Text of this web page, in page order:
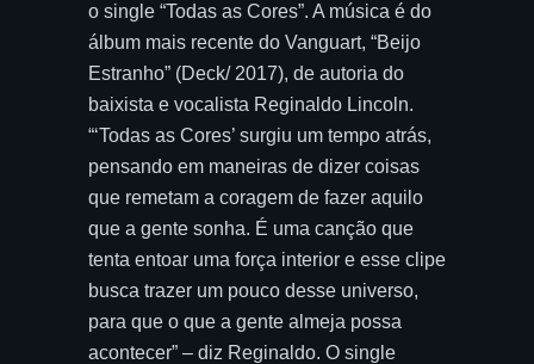
o single “Todas as Cores”. A música é do
álbum mais recente do Vanguart, “Beijo
Estranho” (Deck/ 2017), de autoria do
baixista e vocalista Reginaldo Lincoln.
“‘Todas as Cores’ surgiu um tempo atrás,
pensando em maneiras de dizer coisas
que remetam a coragem de fazer aquilo
que a gente sonha. É uma canção que
tenta entoar uma força interior e esse clipe
busca trazer um pouco desse universo,
para que o que a gente almeja possa
acontecer” – diz Reginaldo. O single